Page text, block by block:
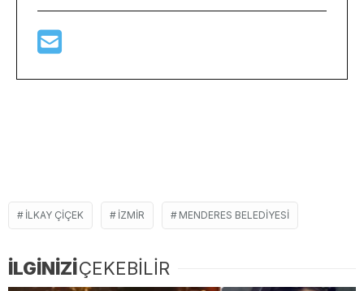
ILKAY ÇIÇEK IZMIR MENDERES BELEDIYESI
İLGİNİZİÇEKEBİLİR